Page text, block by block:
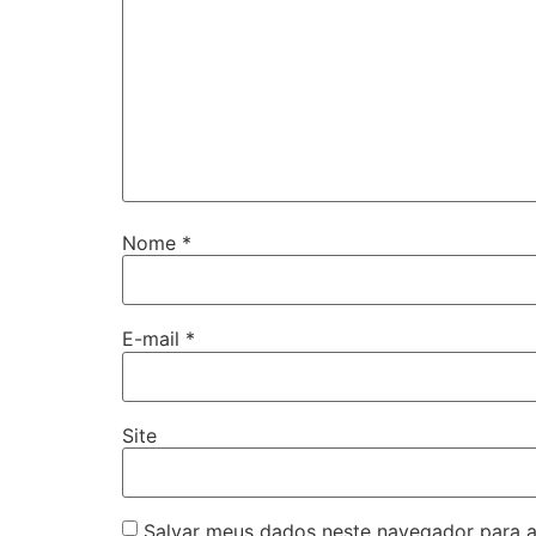
Nome *
E-mail *
Site